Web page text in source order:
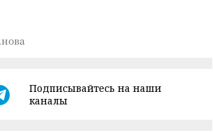
Подписывайтесь на наши
каналы